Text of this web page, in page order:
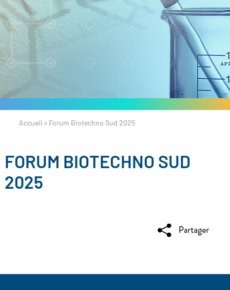
Accueil > Forum Biotechno Sud 2025
FORUM BIOTECHNO SUD
2025